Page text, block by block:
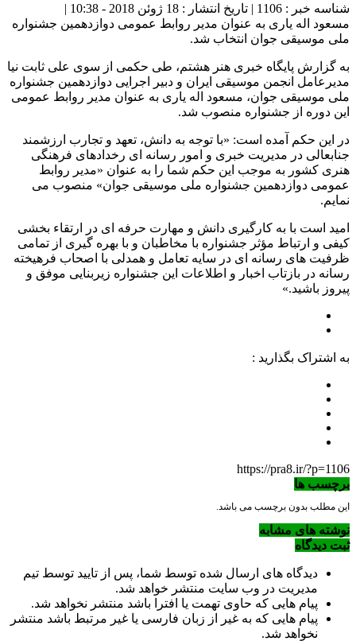
شناسه خبر : 1106 | تاریخ انتشار : 18 ژوئن 2018 - 10:38 |
مسعود اله یاری به عنوان مدیر روابط عمومی دوازدهمین جشنواره
ملی موسیقی جوان انتخاب شد.
به گزارش پایگاه خبری هنر هشتم، طی حکمی از سوی علی ثابت نیا
مدیرعامل انجمن موسیقی ایران و دبیر اجرایی دوازدهمین جشنواره
ملی موسیقی جوان، مسعود اله یاری به عنوان مدیر روابط عمومی
این دوره از جشنواره منصوب شد.
در این حکم آمده است: «با توجه به دانش، تعهد و تجارب ارزشمند
جنابعالی در مدیریت خبری و امور رسانه ای رخدادهای فرهنگی
هنری کشور به موجب این حکم شما را به عنوان «مدیر روابط
عمومی دوازدهمین جشنواره ملی موسیقی جوان» منصوب می
نمایم.
امید است با به کارگیری دانش و مهارت حرفه ای در ارتقاء بخشی
کیفی و ارتباط مؤثر جشنواره با مخاطبان و با بهره گیری از تمامی
ظرفیت های رسانه ای در سایه تعامل و همدلی با اصحاب فرهیخته
رسانه در بازتاب اخبار و اطلاعات این جشنواره زیربنایی موفق و
پیروز باشید.»
به اشتراک بگذارید :
https://pra8.ir/?p=1106
برچسب ها
این مطلب بدون برچسب می باشد.
نوشته های مشابه
ثبت دیدگاه
دیدگاه های ارسال شده توسط شما، پس از تایید توسط تیم
مدیریت در وب سایت منتشر خواهد شد.
پیام هایی که حاوی تهمت یا افترا باشد منتشر نخواهد شد.
پیام هایی که به غیر از زبان فارسی یا غیر مرتبط باشد منتشر
نخواهد شد.